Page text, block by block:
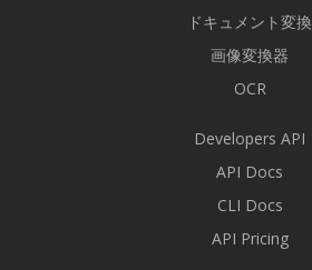
ドキュメント変換
画像変換器
OCR
Developers API
API Docs
CLI Docs
API Pricing